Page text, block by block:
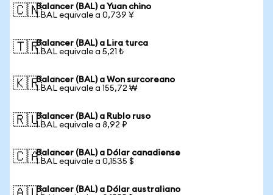
🇨🇳Balancer (BAL) a Yuan chino
1 BAL equivale a 0,739 ¥
🇹🇷Balancer (BAL) a Lira turca
1 BAL equivale a 5,21 ₺
🇰🇷Balancer (BAL) a Won surcoreano
1 BAL equivale a 155,72 ₩
🇷🇺Balancer (BAL) a Rublo ruso
1 BAL equivale a 8,92 ₽
🇨🇦Balancer (BAL) a Dólar canadiense
1 BAL equivale a 0,1535 $
Balancer (BAL) a Dólar australiano